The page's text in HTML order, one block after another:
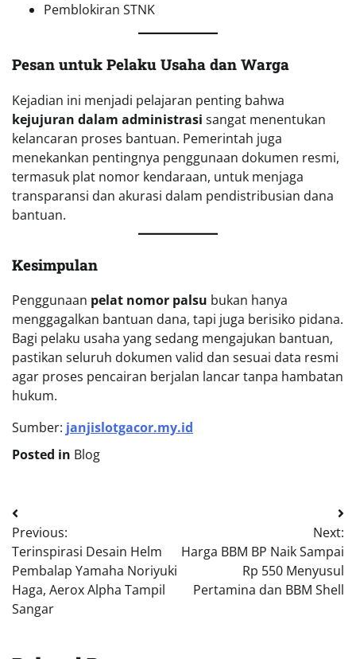
Pemblokiran STNK
Pesan untuk Pelaku Usaha dan Warga
Kejadian ini menjadi pelajaran penting bahwa
kejujuran dalam administrasi sangat menentukan
kelancaran proses bantuan. Pemerintah juga
menekankan pentingnya penggunaan dokumen resmi,
termasuk plat nomor kendaraan, untuk menjaga
transparansi dan akurasi dalam pendistribusian dana
bantuan.
Kesimpulan
Penggunaan pelat nomor palsu bukan hanya
menggagalkan bantuan dana, tapi juga berisiko pidana.
Bagi pelaku usaha yang sedang mengajukan bantuan,
pastikan seluruh dokumen valid dan sesuai data resmi
agar proses pencairan berjalan lancar tanpa hambatan
hukum.
Sumber: janjislotgacor.my.id
Posted in Blog
Post
navigation
Previous:
Terinspirasi Desain Helm
Pembalap Yamaha Noriyuki
Haga, Aerox Alpha Tampil
Sangar
Next:
Harga BBM BP Naik Sampai
Rp 550 Menyusul
Pertamina dan BBM Shell